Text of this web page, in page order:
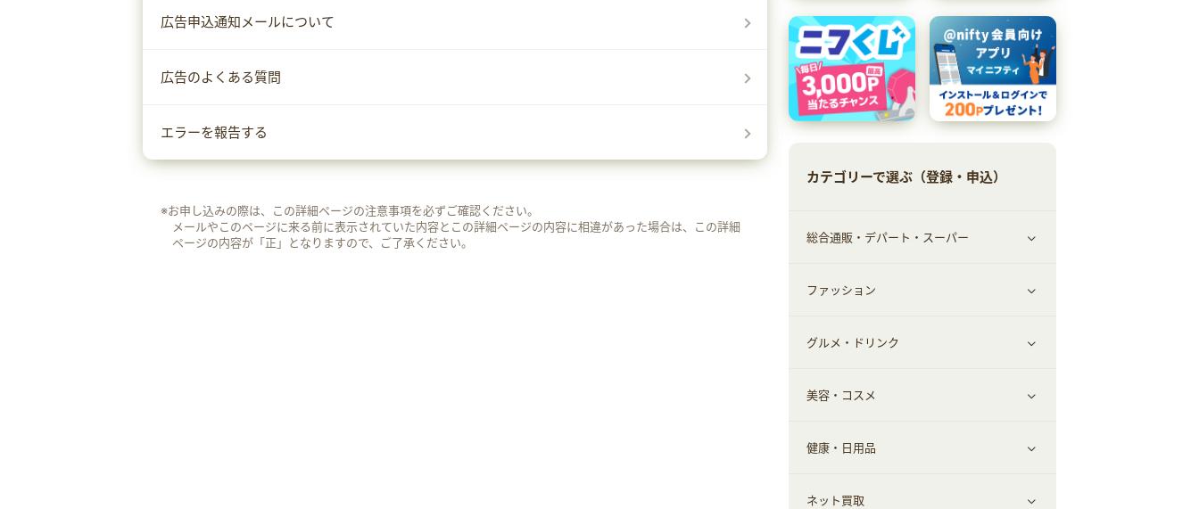
広告申込通知メールについて
広告のよくある質問
エラーを報告する
※お申し込みの際は、この詳細ページの注意事項を必ずご確認ください。
メールやこのページに来る前に表示されていた内容とこの詳細ページの内容に相違があった場合は、この詳細
ページの内容が「正」となりますので、ご了承ください。
カテゴリーで選ぶ（登録・申込）
総合通販・デパート・スーパー
すべて見る
総合通販
ファッション
すべて見る
ファッション
インナー・下着
スーツ・フォーマル
グルメ・ドリンク
すべて見る
グルメ
お酒
美容・コスメ
すべて見る
ヘアケア
健康・日用品
すべて見る
ネット買取